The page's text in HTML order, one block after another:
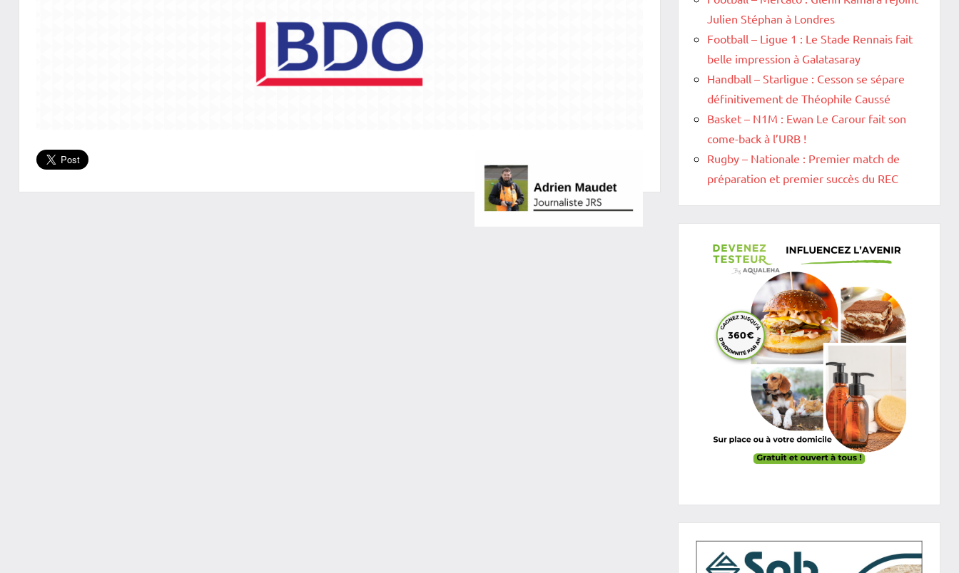
Julien Stéphan à Londres
Football – Ligue 1 : Le Stade Rennais fait
belle impression à Galatasaray
Handball – Starligue : Cesson se sépare
définitivement de Théophile Caussé
Basket – N1M : Ewan Le Carour fait son
come-back à l’URB !
Rugby – Nationale : Premier match de
préparation et premier succès du REC